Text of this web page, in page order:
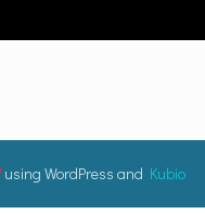
using WordPress and Kubio